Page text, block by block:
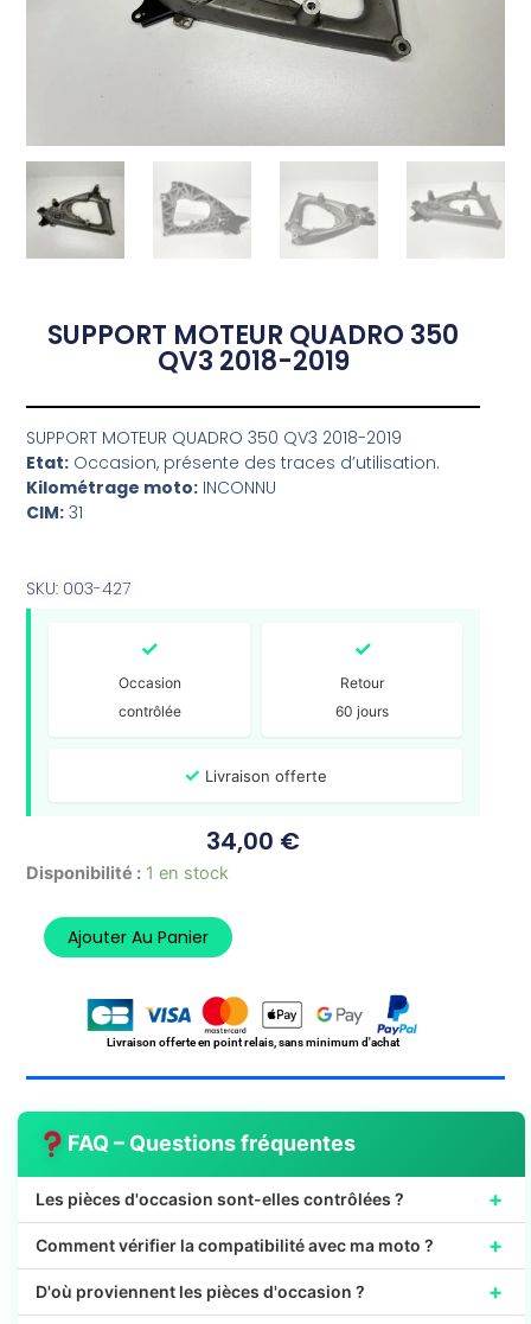
SUPPORT MOTEUR QUADRO 350
QV3 2018-2019
SUPPORT MOTEUR QUADRO 350 QV3 2018-2019
Etat: Occasion, présente des traces d’utilisation.
Kilométrage moto: INCONNU
CIM: 31
SKU: 003-427
✓
Occasion
contrôlée
✓
Retour
60 jours
✓ Livraison offerte
34,00 €
Disponibilité : 1 en stock
quantité
SUPPORT
MOTEUR
QUADRO
Ajouter Au Panier
Livraison offerte en point relais, sans minimum d'achat
FAQ – Questions fréquentes
Les pièces d'occasion sont-elles contrôlées ? +
Comment vérifier la compatibilité avec ma moto ? +
D'où proviennent les pièces d'occasion ? +